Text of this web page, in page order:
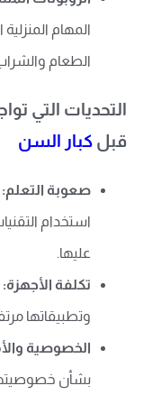
المهام
الطعام
التحديات التي
قبل كبار السن
صعوبة التعلم:
استخدام
عليها.
تكلفة الأجهزة:
وتطبيقاتها
الخصوصية
بشأن خصوصيتهم